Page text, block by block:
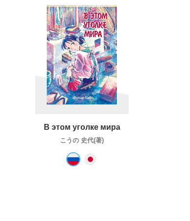
В этом уголке мира
こうの 史代(著)